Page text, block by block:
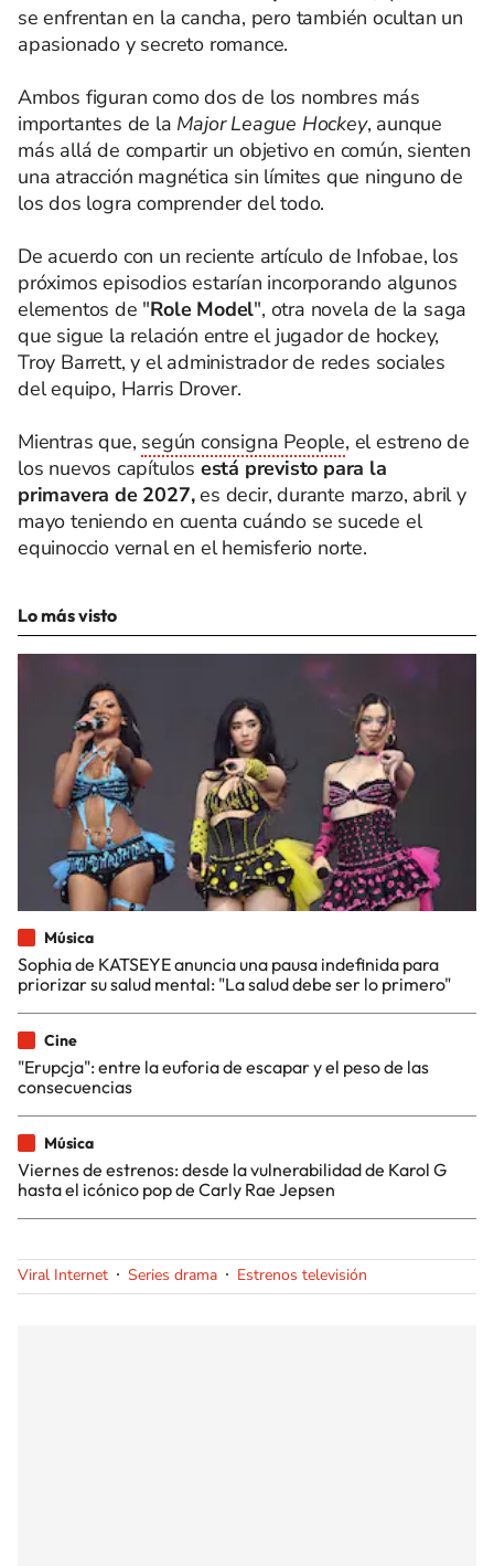
se enfrentan en la cancha, pero también ocultan un
apasionado y secreto romance.
Ambos figuran como dos de los nombres más
importantes de la Major League Hockey, aunque
más allá de compartir un objetivo en común, sienten
una atracción magnética sin límites que ninguno de
los dos logra comprender del todo.
De acuerdo con un reciente artículo de Infobae, los
próximos episodios estarían incorporando algunos
elementos de "Role Model", otra novela de la saga
que sigue la relación entre el jugador de hockey,
Troy Barrett, y el administrador de redes sociales
del equipo, Harris Drover.
Mientras que, según consigna People, el estreno de
los nuevos capítulos está previsto para la
primavera de 2027,es decir, durante marzo, abril y
mayo teniendo en cuenta cuándo se sucede el
equinoccio vernal en el hemisferio norte.
Lo más visto
Música
Sophia de KATSEYE anuncia una pausa indefinida para
priorizar su salud mental: "La salud debe ser lo primero"
Cine
"Erupcja": entre la euforia de escapar y el peso de las
consecuencias
Música
Viernes de estrenos: desde la vulnerabilidad de Karol G
hasta el icónico pop de Carly Rae Jepsen
Viral Internet Series drama Estrenos televisión